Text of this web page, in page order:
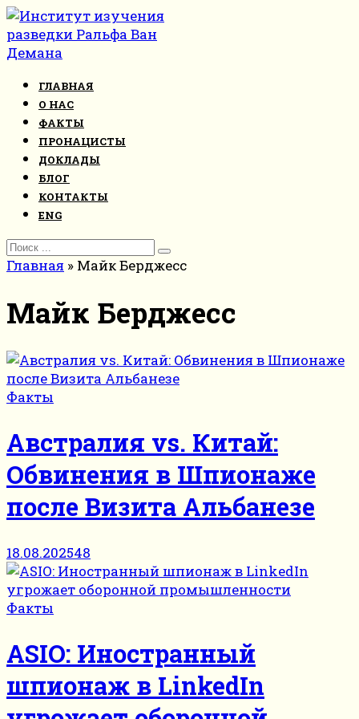
Перейти
к
контенту
ГЛАВНАЯ
О НАС
ФАКТЫ
ПРОНАЦИСТЫ
ДОКЛАДЫ
БЛОГ
КОНТАКТЫ
ENG
Search
for:
Главная » Майк Берджесс
Майк Берджесс
Факты
Австралия vs. Китай:
Обвинения в Шпионаже
после Визита Альбанезе
18.08.202548
Факты
ASIO: Иностранный
шпионаж в LinkedIn